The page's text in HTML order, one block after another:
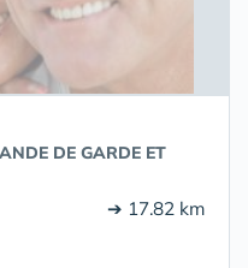
DE GARDE ET
➔ 17.82 km